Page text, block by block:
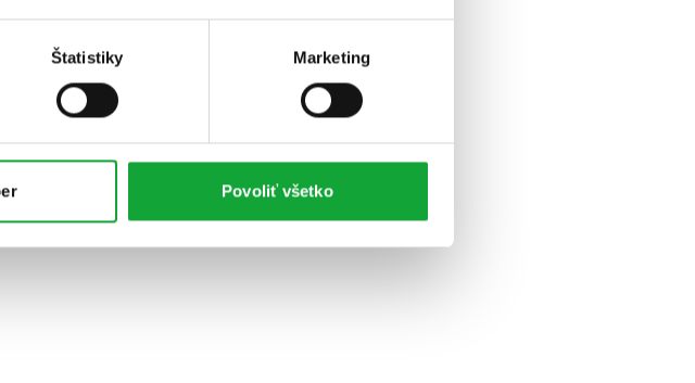
Štatistiky Marketing
Povoliť všetko